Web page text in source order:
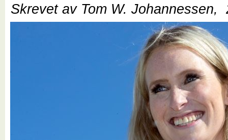
Skrevet av Tom W. Johannessen,